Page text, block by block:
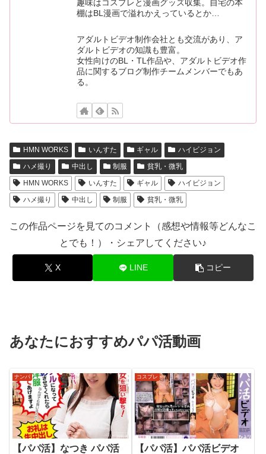
趣味はコスプレと漫画グッズ収集。自宅の本
棚はBL漫画で溢れかえっているとか…
アダルトビデオ制作会社とも交流があり、ア
ダルトビデオの知識も豊富。
女性向けのBL・TL作品や、アダルトビデオ作
品に関するブログ制作チームメンバーでもあ
る。
HMN WORKS いんすた ギャル
ハイビジョン
ハメ撮り
中出し 制服
貧乳・微乳
HMN WORKS
いんすた ギャル
ハイビジョン
ハメ撮り
中出し 制服 貧乳・微乳
この作品ページを見てのコメント（感想や情報等どんなこ
とでも！）・シェアしてください♪
X LINE コピー
あなたにおすすめパパ活動画
ナンパ
【パパ活】なつき パパ活
コスプレ
【パパ活】パパ活ビデオ